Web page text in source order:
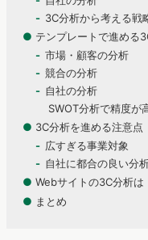
3C分析から考える戦
● テンプレートで進める
市場・顧客の分析
競合の分析
自社の分析
SWOT分析で精度が
● 3C分析を進める注意点
広すぎる事業対象
自社に都合の良い分
● Webサイトの3C分析は
● まとめ